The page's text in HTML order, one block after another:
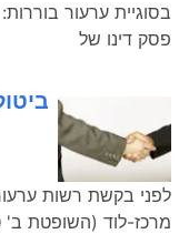
פסק דינו של
לפני בקשת רשות